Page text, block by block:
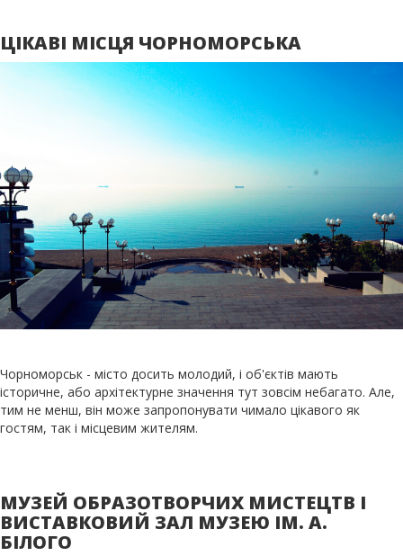
ЦІКАВІ МІСЦЯ ЧОРНОМОРСЬКА
Чорноморськ - місто досить молодий, і об'єктів мають
історичне, або архітектурне значення тут зовсім небагато. Але,
тим не менш, він може запропонувати чимало цікавого як
гостям, так і місцевим жителям.
МУЗЕЙ ОБРАЗОТВОРЧИХ МИСТЕЦТВ І
ВИСТАВКОВИЙ ЗАЛ МУЗЕЮ ІМ. А.
БІЛОГО